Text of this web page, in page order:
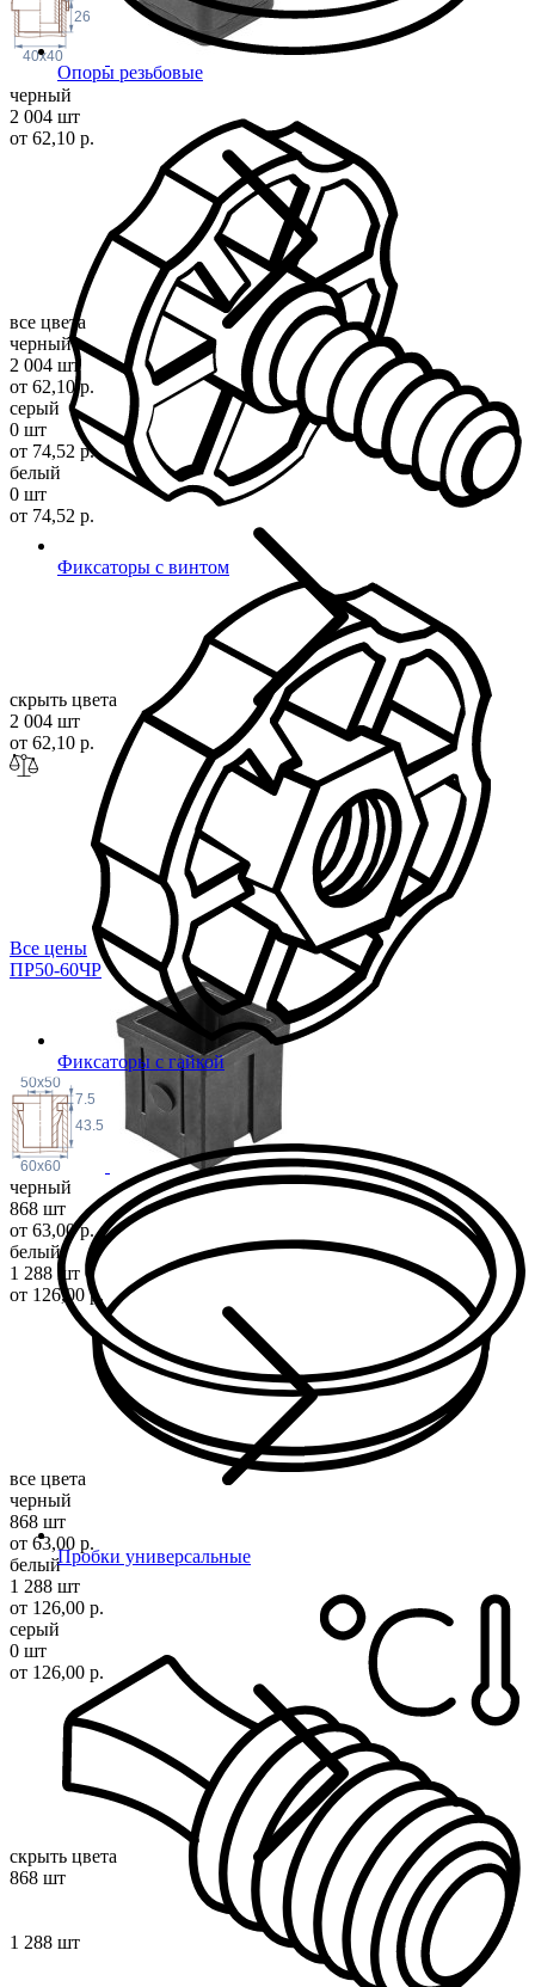
Опоры резьбовые
Фиксаторы с винтом
Фиксаторы с гайкой
Пробки универсальные
26
40x40
черный
2 004 шт
от 62,10 р.
все цвета
черный
2 004 шт
от 62,10 р.
серый
0 шт
от 74,52 р.
белый
0 шт
от 74,52 р.
скрыть цвета
2 004 шт
от 62,10 р.
Все цены
ПР50-60ЧР
7.5
43.5
50x50
60x60
черный
868 шт
от 63,00 р.
белый
1 288 шт
от 126,00 р.
все цвета
черный
868 шт
от 63,00 р.
белый
1 288 шт
от 126,00 р.
серый
0 шт
от 126,00 р.
скрыть цвета
868 шт
1 288 шт